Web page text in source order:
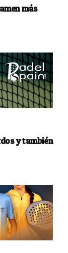
más
y también